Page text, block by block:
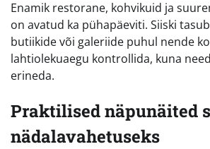
Enamik restorane, kohvikuid ja
on avatud ka pühapäeviti. Siiski
butiikide või galeriide puhul nende
lahtiolekuaegu kontrollida, kuna
erineda.
Praktilised näpunäited
nädalavahetuseks